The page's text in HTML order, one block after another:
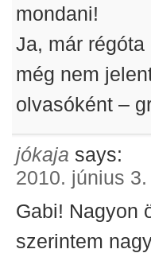
mondani!
Ja, már
még nem
olvasóként –
jókaja says:
2010. június
Gabi! Nagyon
szerintem